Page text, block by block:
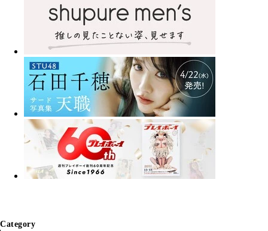
Category